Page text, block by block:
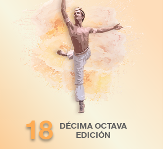
18
DÉCIMA OCTAVA
EDICIÓN